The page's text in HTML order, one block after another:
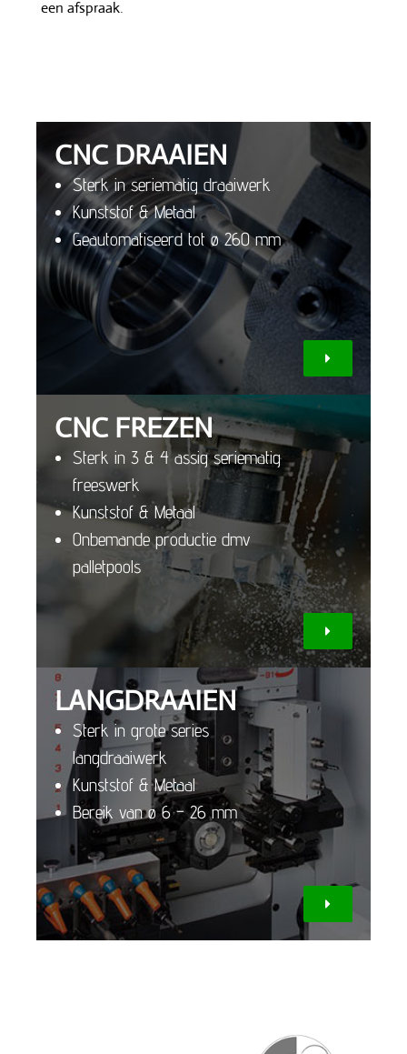
een afspraak.
CNC DRAAIEN
Sterk in seriematig draaiwerk
Kunststof & Metaal
Geautomatiseerd tot ø 260 mm
CNC FREZEN
Sterk in 3 & 4 assig seriematig
freeswerk
Kunststof & Metaal
Onbemande productie dmv
palletpools
LANGDRAAIEN
Sterk in grote series
langdraaiwerk
Kunststof & Metaal
Bereik van ø 6 – 26 mm